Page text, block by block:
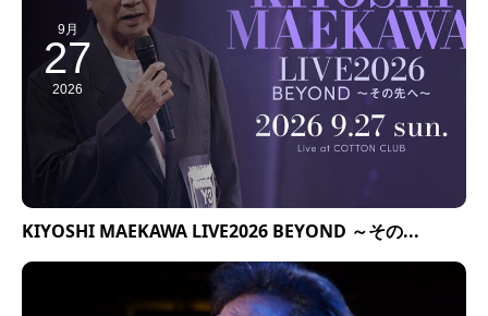
9月
27
2026
KIYOSHI MAEKAWA LIVE2026 BEYOND ～その...